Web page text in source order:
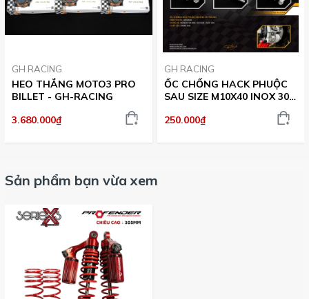
GH RACING
HEO THẮNG MOTO3 PRO
BILLET - GH-RACING
3.680.000₫
GH RACING
ỐC CHỐNG HACK PHUỘC
SAU SIZE M10X40 INOX 304
250.000₫
Sản phẩm bạn vừa xem